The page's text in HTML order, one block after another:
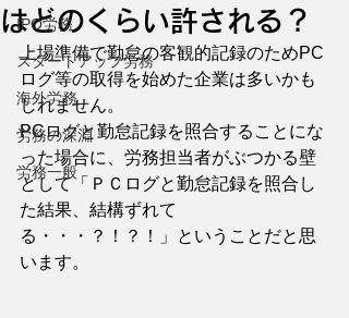
IPO労務
スタートアップ労務
海外労務
労務の深淵
労務一般
はどのくらい許される？
上場準備で勤怠の客観的記録のためPC
ログ等の取得を始めた企業は多いかも
しれません。
PCログと勤怠記録を照合することにな
った場合に、労務担当者がぶつかる壁
として「ＰＣログと勤怠記録を照合し
た結果、結構ずれて
る・・・？！？！」ということだと思
います。